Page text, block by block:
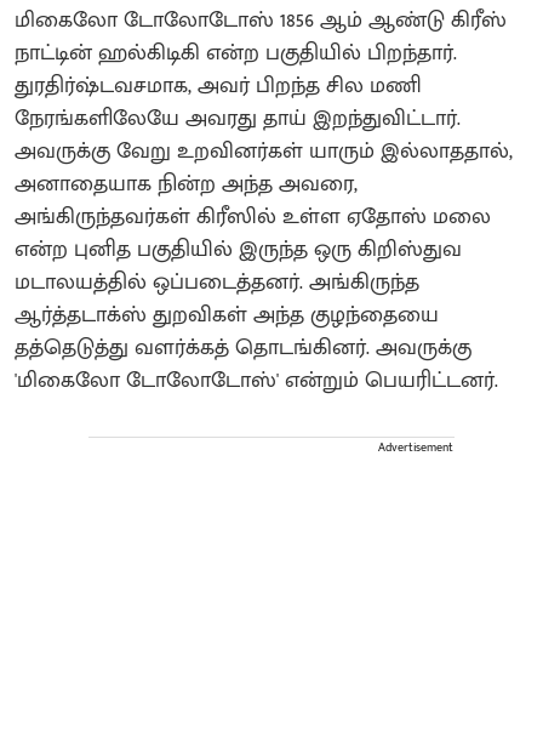
மிகைலோ டோலோடோஸ் 1856 ஆம் ஆண்டு கிரீஸ்
நாட்டின் ஹல்கிடிகி என்ற பகுதியில் பிறந்தார்.
துரதிர்ஷ்டவசமாக, அவர் பிறந்த சில மணி
நேரங்களிலேயே அவரது தாய் இறந்துவிட்டார்.
அவருக்கு வேறு உறவினர்கள் யாரும் இல்லாததால்,
அனாதையாக நின்ற அந்த அவரை,
அங்கிருந்தவர்கள் கிரீஸில் உள்ள ஏதோஸ் மலை
என்ற புனித பகுதியில் இருந்த ஒரு கிறிஸ்துவ
மடாலயத்தில் ஒப்படைத்தனர். அங்கிருந்த
ஆர்த்தடாக்ஸ் துறவிகள் அந்த குழந்தையை
தத்தெடுத்து வளர்க்கத் தொடங்கினர். அவருக்கு
'மிகைலோ டோலோடோஸ்' என்றும் பெயரிட்டனர்.
Advertisement